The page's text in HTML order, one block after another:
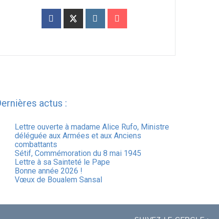
actus :
Lettre ouverte à madame Alice Rufo, Ministre
déléguée aux Armées et aux Anciens
combattants
Sétif, Commémoration du 8 mai 1945
Lettre à sa Sainteté le Pape
Bonne année 2026 !
Vœux de Boualem Sansal